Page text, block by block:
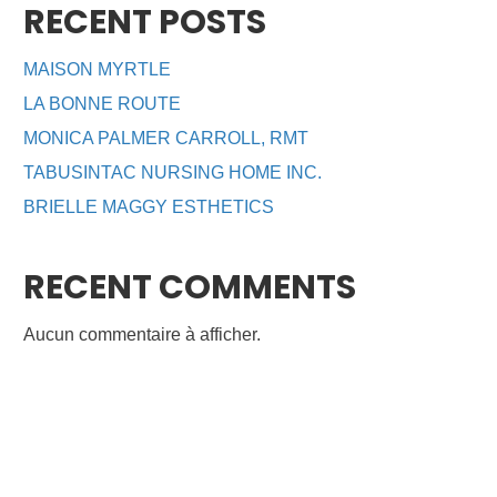
RECENT POSTS
MAISON MYRTLE
LA BONNE ROUTE
MONICA PALMER CARROLL, RMT
TABUSINTAC NURSING HOME INC.
BRIELLE MAGGY ESTHETICS
RECENT COMMENTS
Aucun commentaire à afficher.